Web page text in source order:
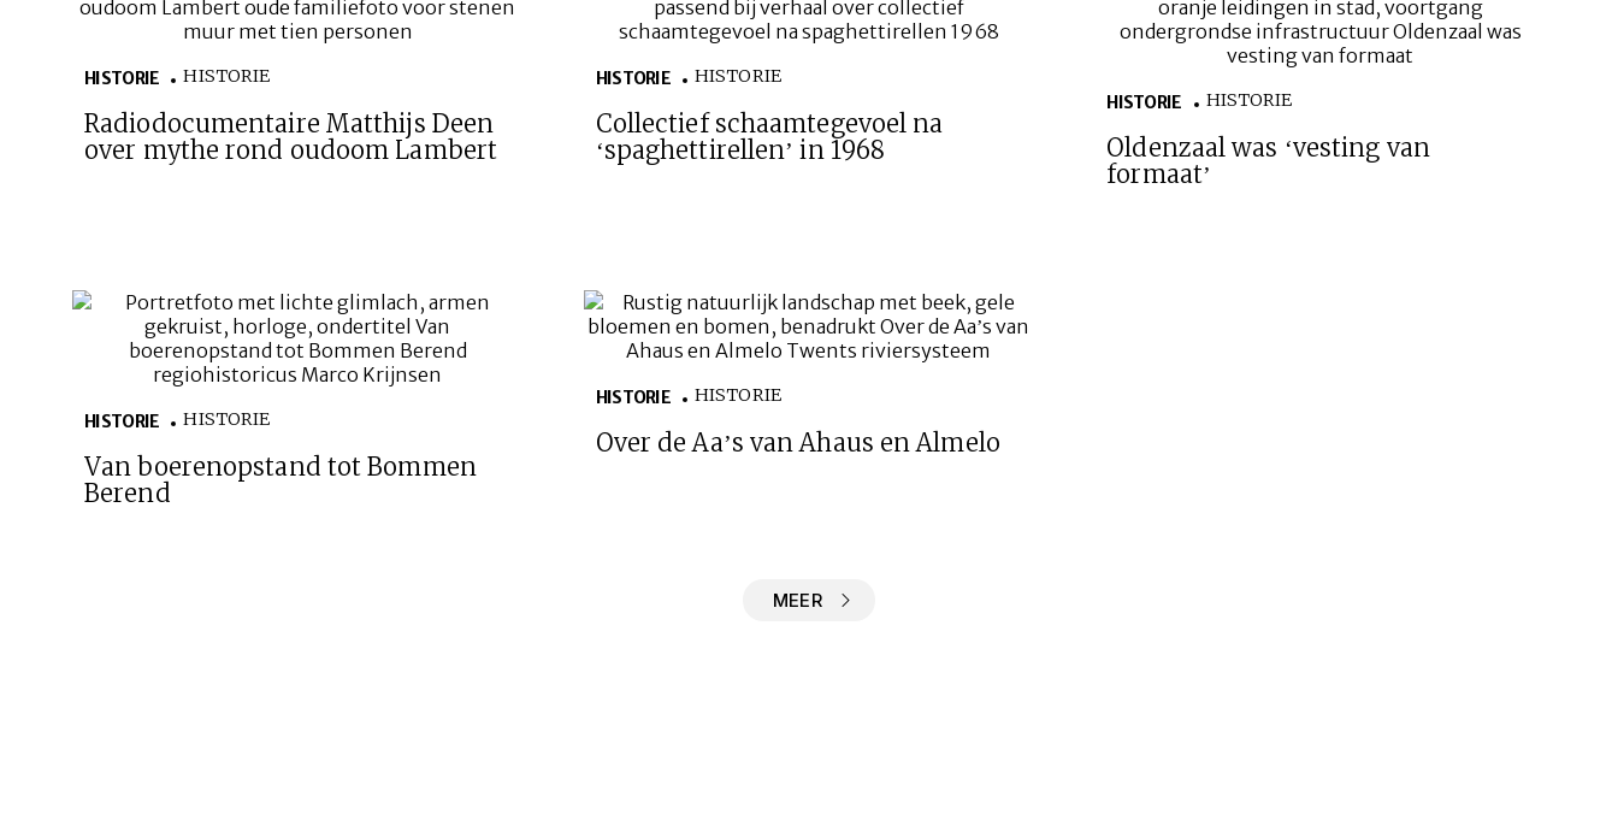
HISTORIE HISTORIE
Radiodocumentaire Matthijs Deen
over mythe rond oudoom Lambert
HISTORIE HISTORIE
Collectief schaamtegevoel na
‘spaghettirellen’ in 1968
HISTORIE HISTORIE
Oldenzaal was ‘vesting van
formaat’
HISTORIE HISTORIE
Van boerenopstand tot Bommen
Berend
HISTORIE HISTORIE
Over de Aa’s van Ahaus en Almelo
MEER